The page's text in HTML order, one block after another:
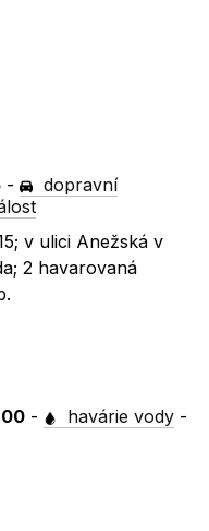
-
dopravní
v ulici Anežská v
2 havarovaná
- havárie vody -